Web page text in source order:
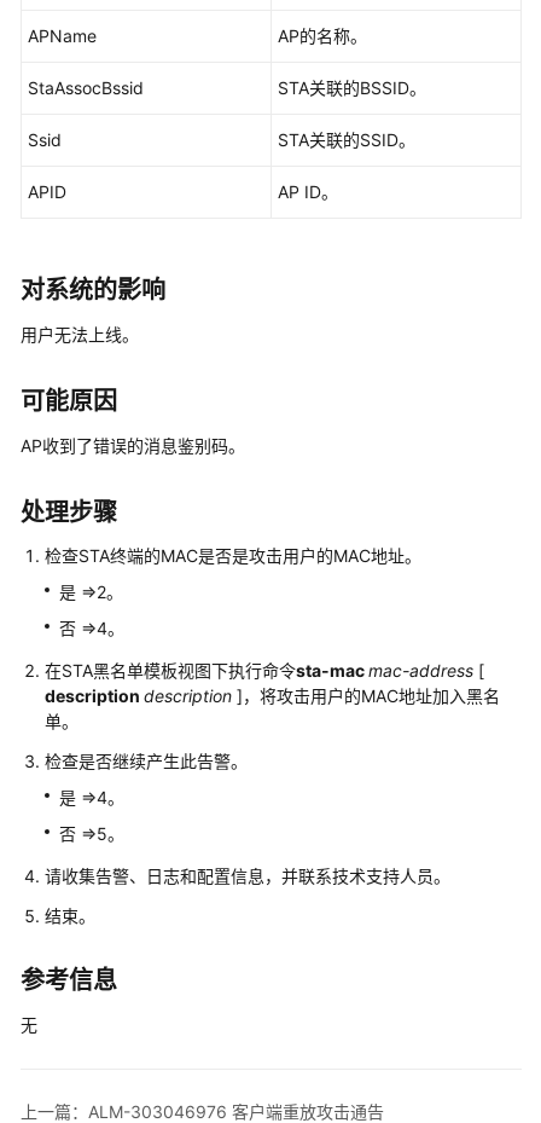
操
为
坤-
作
更
文
档
清
单
License
介
设
告
警
理
AR
APName AP的名称。
StaAssocBssid STA关联的BSSID。
Ssid STA关联的SSID。
APID AP ID。
对系统的影响
用户无法上线。
可能原因
AP收到了错误的消息鉴别码。
处理步骤
检查STA终端的MAC是否是攻击用户的MAC地址。
是 =>2。
否 =>4。
在STA黑名单模板视图下执行命令sta-macmac-address [
description description ]，将攻击用户的MAC地址加入黑名
单。
检查是否继续产生此告警。
是 =>4。
否 =>5。
请收集告警、日志和配置信息，并联系技术支持人员。
结束。
参考信息
无
上一篇：ALM-303046976 客户端重放攻击通告